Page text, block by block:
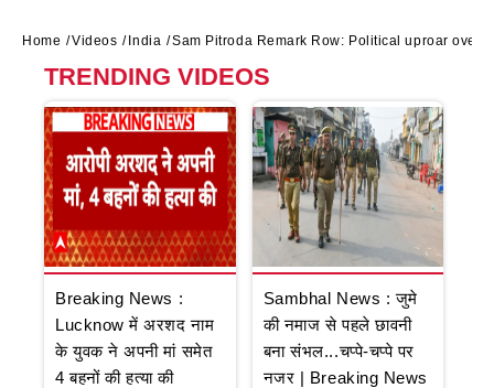
Home Videos India Sam Pitroda Remark Row: Political uproar over
TRENDING VIDEOS
Breaking News :
Lucknow में अरशद नाम
के युवक ने अपनी मां समेत
4 बहनों की हत्या की
Sambhal News : जुमे
की नमाज से पहले छावनी
बना संभल...चप्पे-चप्पे पर
नजर | Breaking News